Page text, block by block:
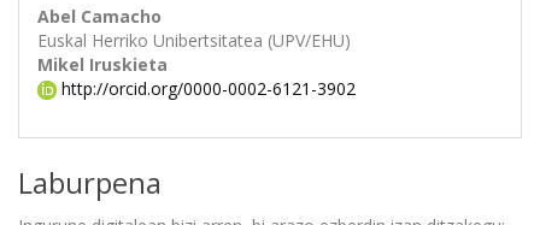
Abel Camacho
Euskal Herriko Unibertsitatea (UPV/EHU)
Mikel Iruskieta
http://orcid.org/0000-0002-6121-3902
Laburpena